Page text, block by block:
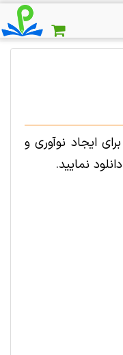
ایجاد نوآوری و